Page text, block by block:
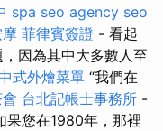
spa seo agency seo
菲律賓簽證 - 看起
因為其中大多數人至
式外燴菜單 “我們在
台北記帳士事務所 -
果您在1980年，那裡